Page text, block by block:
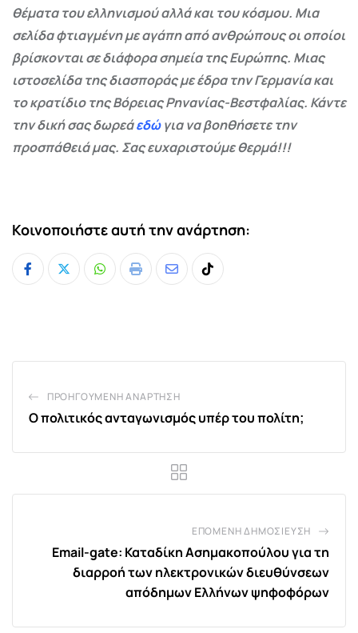
θέματα του ελληνισμού αλλά και του κόσμου. Μια
σελίδα φτιαγμένη με αγάπη από ανθρώπους οι οποίοι
βρίσκονται σε διάφορα σημεία της Ευρώπης. Μιας
ιστοσελίδα της διασποράς με έδρα την Γερμανία και
το κρατίδιο της Βόρειας Ρηνανίας-Βεστφαλίας. Κάντε
την δική σας δωρεάεδώγια να βοηθήσετε την
προσπάθειά μας. Σας ευχαριστούμε θερμά!!!
Κοινοποιήστε αυτή την ανάρτηση:
Whatsapp
Print
ShareTiktok
ΠΡΟΗΓΟΎΜΕΝΗ ΑΝΆΡΤΗΣΗ
Ο πολιτικός ανταγωνισμός υπέρ του πολίτη;
ΕΠΌΜΕΝΗ ΔΗΜΟΣΊΕΥΣΗ
Email-gate: Καταδίκη Ασημακοπούλου για τη
διαρροή των ηλεκτρονικών διευθύνσεων
απόδημων Ελλήνων ψηφοφόρων